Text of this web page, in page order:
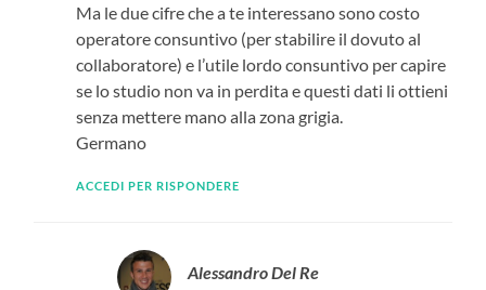
Ma le due cifre che a te interessano sono costo
operatore consuntivo (per stabilire il dovuto al
collaboratore) e l’utile lordo consuntivo per capire
se lo studio non va in perdita e questi dati li ottieni
senza mettere mano alla zona grigia.
Germano
ACCEDI PER RISPONDERE
Alessandro Del Re